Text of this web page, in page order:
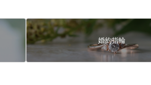
婚約指輪